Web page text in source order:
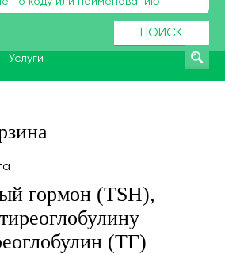
ПОИСК
Услуги
гормон (TSH),
(ТГ)